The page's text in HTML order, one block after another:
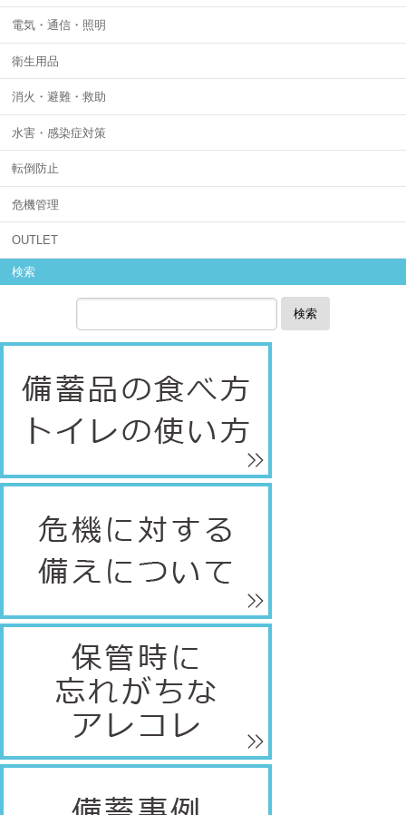
電気・通信・照明
衛生用品
消火・避難・救助
水害・感染症対策
転倒防止
危機管理
OUTLET
検索
検索